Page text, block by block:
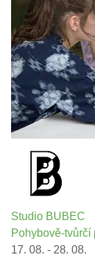
Studio BUBEC
Pohybově-tvůrčí
17. 08. - 28. 08.